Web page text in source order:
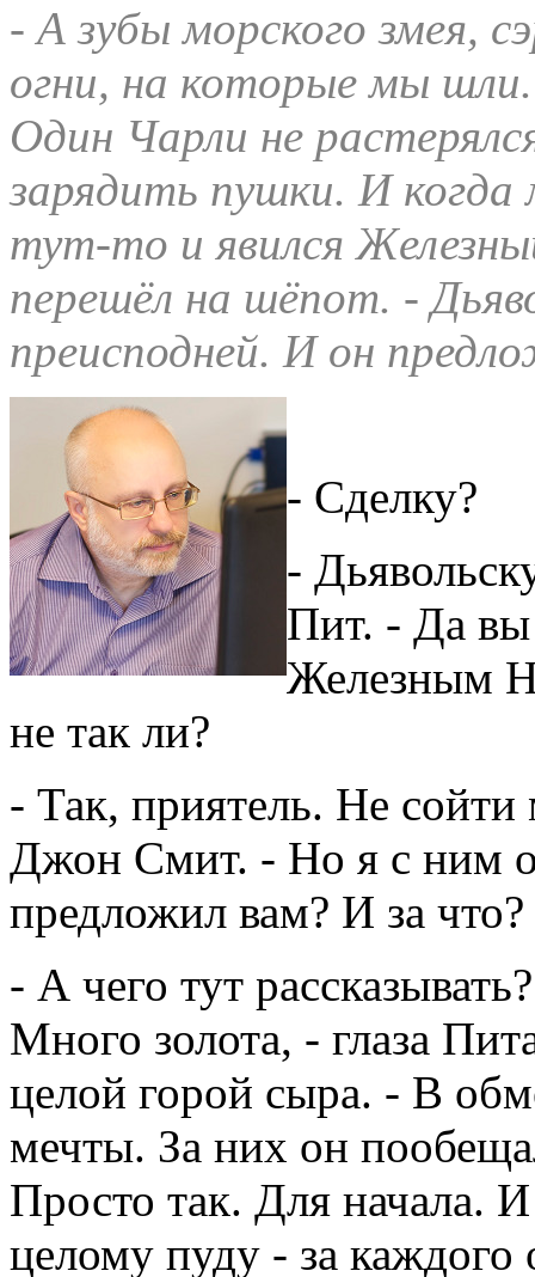
- А зубы морского змея,
огни, на которые мы
Один Чарли не
зарядить пушки. И когда
тут-то и явился
перешёл на шёпот. -
преисподней. И он
- Сделку?
-
Пит. - Да вы
Железным
не так ли?
- Так, приятель. Не сойти
Джон Смит. - Но я с ним
предложил вам? И за
- А чего тут
Много золота, - глаза
целой горой сыра. - В
мечты. За них он
Просто так. Для начала.
целому пуду - за каждого